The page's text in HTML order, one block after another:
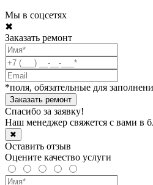
Мы в соцсетях
✖
Заказать ремонт
*поля, обязательные для
Спасибо за заявку!
Наш менеджер свяжется с вами в
✖
Оставить отзыв
Оцените качество услуги